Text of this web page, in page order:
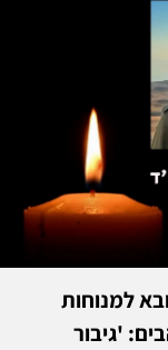
למנוחות
'גיבור